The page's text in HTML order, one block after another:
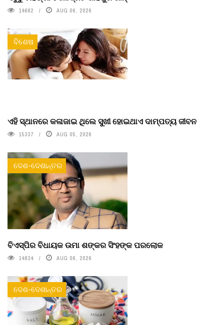
14662 AUG 06, 2026
ବିଶେଷ
ଏହି ସ୍ଥାନରେ କଳାଜାଇ ଥିଲେ ସୁଖୀ ହୋଇଥାଏ ଦାମ୍ପତ୍ୟ ଜୀବନ
15337 AUG 05, 2026
ଦେଶ-ଦେଶାନ୍ତର
ବିଏସ୍‌ପିର ବିଧାୟକ ଉମା ଶଙ୍କର ସିଂହଙ୍କ ପରଲୋକ
14834 AUG 06, 2026
ଦେଶ-ଦେଶାନ୍ତର